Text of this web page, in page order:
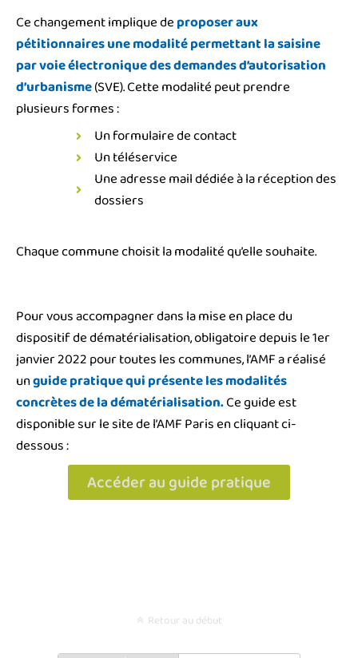
Ce changement implique deproposer aux
pétitionnaires une modalité permettant la saisine
par voie électronique des demandes d’autorisation
d’urbanisme(SVE). Cette modalité peut prendre
plusieurs formes :
Un formulaire de contact
Un téléservice
Une adresse mail dédiée à la réception des
dossiers
Chaque commune choisit la modalité qu’elle souhaite.
Pour vous accompagner dans la mise en place du
dispositif de dématérialisation, obligatoire depuis le 1er
janvier 2022 pour toutes les communes, l’AMF a réalisé
unguide pratique qui présente les modalités
concrètes de la dématérialisation.Ce guide est
disponible sur le site de l’AMF Paris en cliquant ci-
dessous :
Accéder au guide pratique
Retour au début